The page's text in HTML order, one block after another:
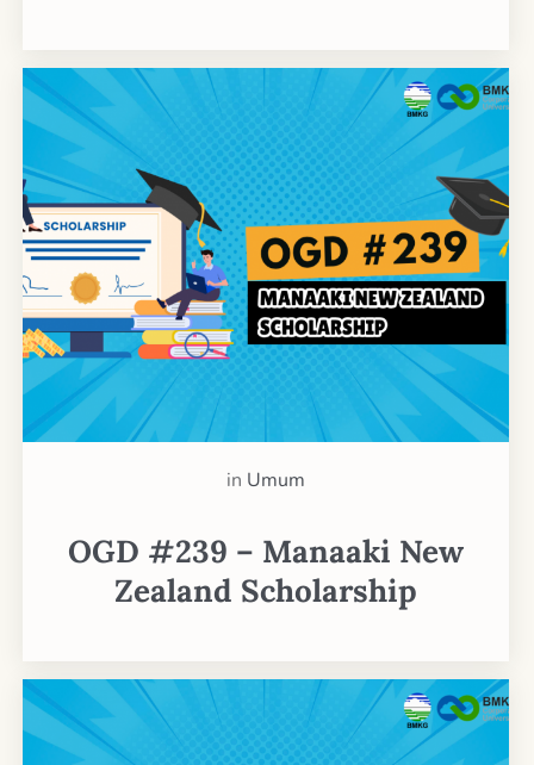
in Umum
OGD #239 – Manaaki New
Zealand Scholarship